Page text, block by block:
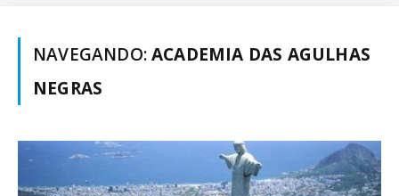
NAVEGANDO:ACADEMIA DAS AGULHAS
NEGRAS